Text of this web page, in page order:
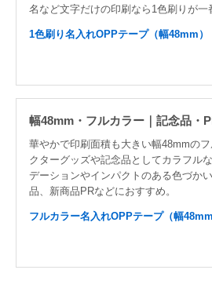
名など文字だけの印刷なら1色刷りが一
1色刷り名入れOPPテープ（幅48mm）
幅48mm・フルカラー｜記念品・
華やかで印刷面積も大きい幅48mmの
クターグッズや記念品としてカラフル
デーションやインパクトのある色づか
品、新商品PRなどにおすすめ。
フルカラー名入れOPPテープ（幅48mm